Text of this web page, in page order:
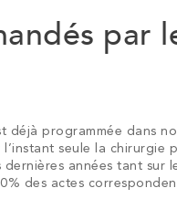
par
déjà programmée dans
seule la chirurgie
années tant sur
des actes